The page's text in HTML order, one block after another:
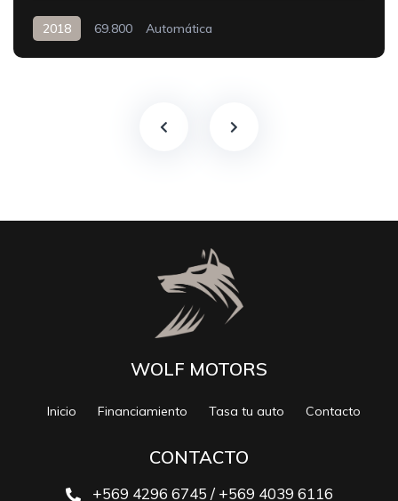
2018 69.800 Automática
WOLF MOTORS
Inicio Financiamiento Tasa tu auto Contacto
CONTACTO
+569 4296 6745 / +569 4039 6116